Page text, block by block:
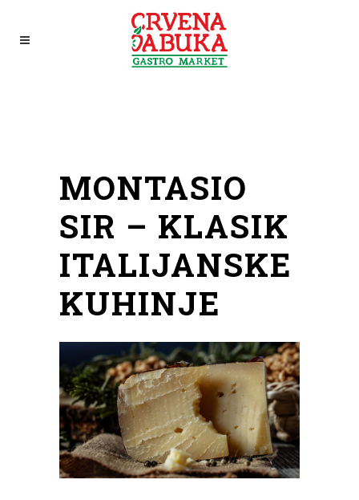
MONTASIO
SIR – KLASIK
ITALIJANSKE
KUHINJE